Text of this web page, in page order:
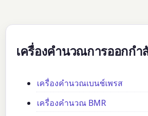
เครื่องคำนวณการออกกำ
เครื่องคำนวณเบนช์เพรส
เครื่องคำนวณ BMR